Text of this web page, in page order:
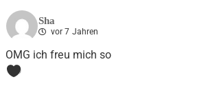
Sha
vor 7 Jahren
OMG ich freu mich so
0